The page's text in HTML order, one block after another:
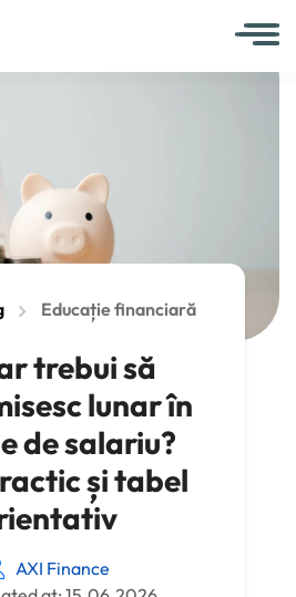
Educație financiară
trebui să
lunar în
de salariu?
și tabel
AXI Finance